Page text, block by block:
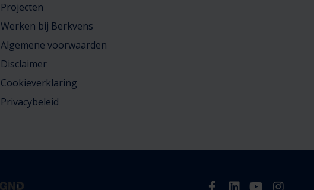
Projecten
Werken bij Berkvens
Algemene voorwaarden
Disclaimer
Cookieverklaring
Privacybeleid